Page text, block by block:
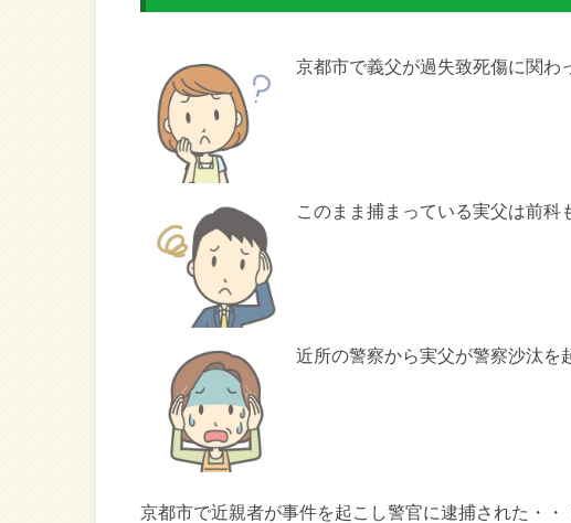
京都市で義父が過失致死傷に関わ
このまま捕まっている実父は前科
近所の警察から実父が警察沙汰を
京都市で近親者が事件を起こし警官に逮捕された・・